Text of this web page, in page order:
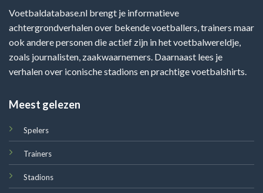
Voetbaldatabase.nl brengt je informatieve
achtergrondverhalen over bekende voetballers, trainers maar
ook andere personen die actief zijn in het voetbalwereldje,
zoals journalisten, zaakwaarnemers. Daarnaast lees je
verhalen over iconische stadions en prachtige voetbalshirts.
Meest gelezen
Spelers
Trainers
Stadions